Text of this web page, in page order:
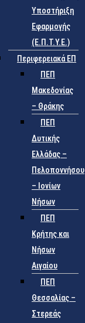
Υποστήριξη
Εφαρμογής
(Ε.Π.Τ.Υ.Ε.)
Περιφερειακά ΕΠ
ΠΕΠ
Μακεδονίας
– Θράκης
ΠΕΠ
Δυτικής
Ελλάδας –
Πελοποννήσου
– Ιονίων
Νήσων
ΠΕΠ
Κρήτης και
Νήσων
Αιγαίου
ΠΕΠ
Θεσσαλίας –
Στερεάς